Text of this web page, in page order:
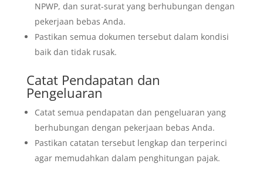
NPWP, dan surat-surat yang berhubungan dengan
pekerjaan bebas Anda.
Pastikan semua dokumen tersebut dalam kondisi
baik dan tidak rusak.
Catat Pendapatan dan
Pengeluaran
Catat semua pendapatan dan pengeluaran yang
berhubungan dengan pekerjaan bebas Anda.
Pastikan catatan tersebut lengkap dan terperinci
agar memudahkan dalam penghitungan pajak.